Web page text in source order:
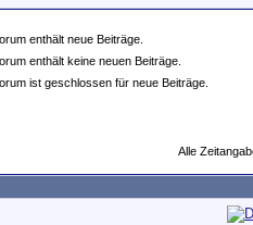
enthält neue Beiträge.
enthält keine neuen Beiträge.
ist geschlossen für neue Beiträge.
Alle